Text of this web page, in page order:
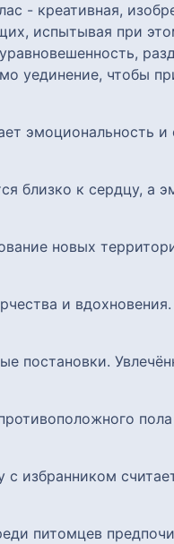
- креативная,
испытывая при
уединение, чтобы
эмоциональность и
близко к сердцу, а
новых
и
постановки.
избранником
питомцев